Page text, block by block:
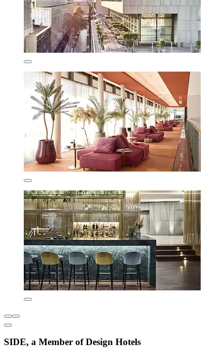
SIDE, a Member of Design Hotels